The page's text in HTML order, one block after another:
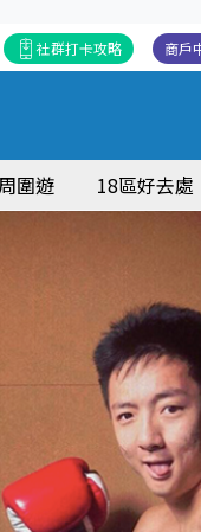
商戶
社群打卡攻略
圍遊 18區好去處